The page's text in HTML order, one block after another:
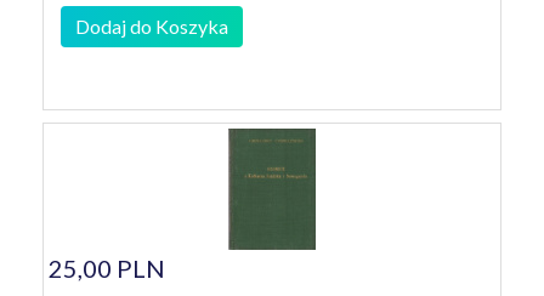
Dodaj do Koszyka
25,00 PLN